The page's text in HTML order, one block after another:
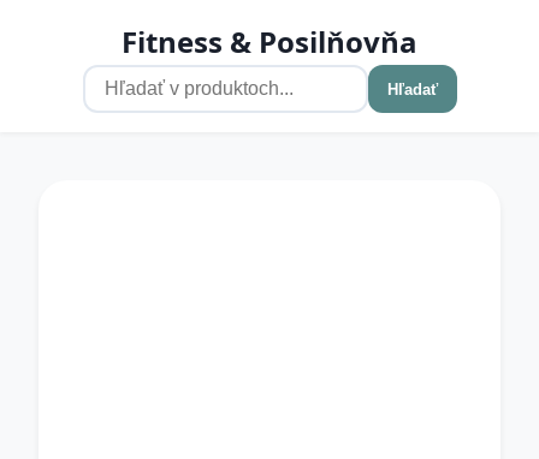
Fitness & Posilňovňa
Hľadať